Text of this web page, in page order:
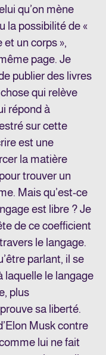
qu’on mène
la possibilité de «
un corps »,
page. Je
publier des livres
qui relève
répond à
sur cette
est une
la matière
trouver un
Mais qu’est-ce
est libre ? Je
de ce coefficient
le langage.
parlant, il se
laquelle le langage
plus
sa liberté.
Musk contre
lui ne fait